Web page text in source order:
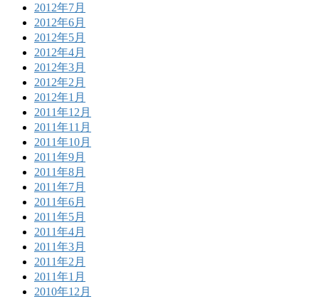
2012年7月
2012年6月
2012年5月
2012年4月
2012年3月
2012年2月
2012年1月
2011年12月
2011年11月
2011年10月
2011年9月
2011年8月
2011年7月
2011年6月
2011年5月
2011年4月
2011年3月
2011年2月
2011年1月
2010年12月